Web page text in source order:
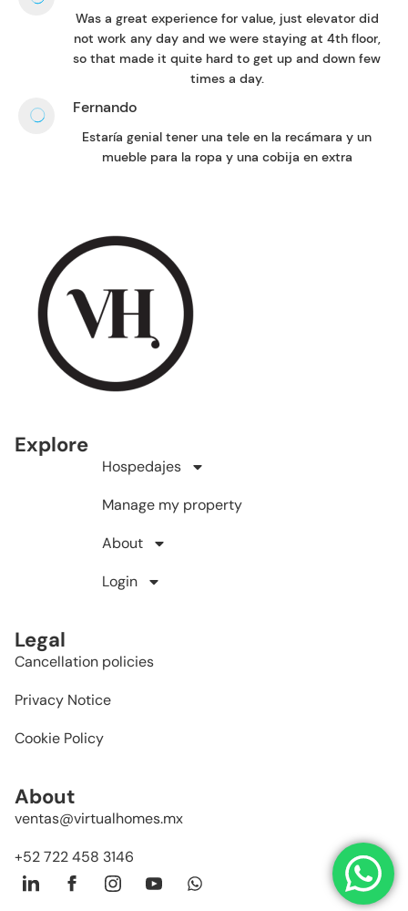
Was a great experience for value, just elevator did
not work any day and we were staying at 4th floor,
so that made it quite hard to get up and down few
times a day.
Fernando
Estaría genial tener una tele en la recámara y un
mueble para la ropa y una cobija en extra
Explore
Hospedajes
Manage my property
About
Login
Legal
Cancellation policies
Privacy Notice
Cookie Policy
About
ventas@virtualhomes.mx
+52 722 458 3146